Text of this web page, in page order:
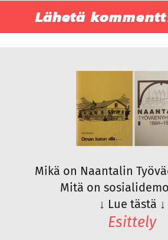
Mikä on Naantalin
Mitä on
↓ Lue tästä ↓
Esittely